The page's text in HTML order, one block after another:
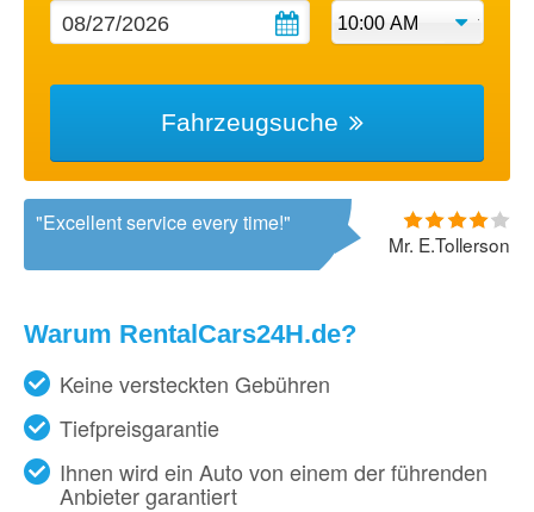
Fahrzeugsuche
Excellent service every time!
Mr. E.Tollerson
Warum RentalCars24H.de?
Keine versteckten Gebühren
Tiefpreisgarantie
Ihnen wird ein Auto von einem der führenden
Anbieter garantiert